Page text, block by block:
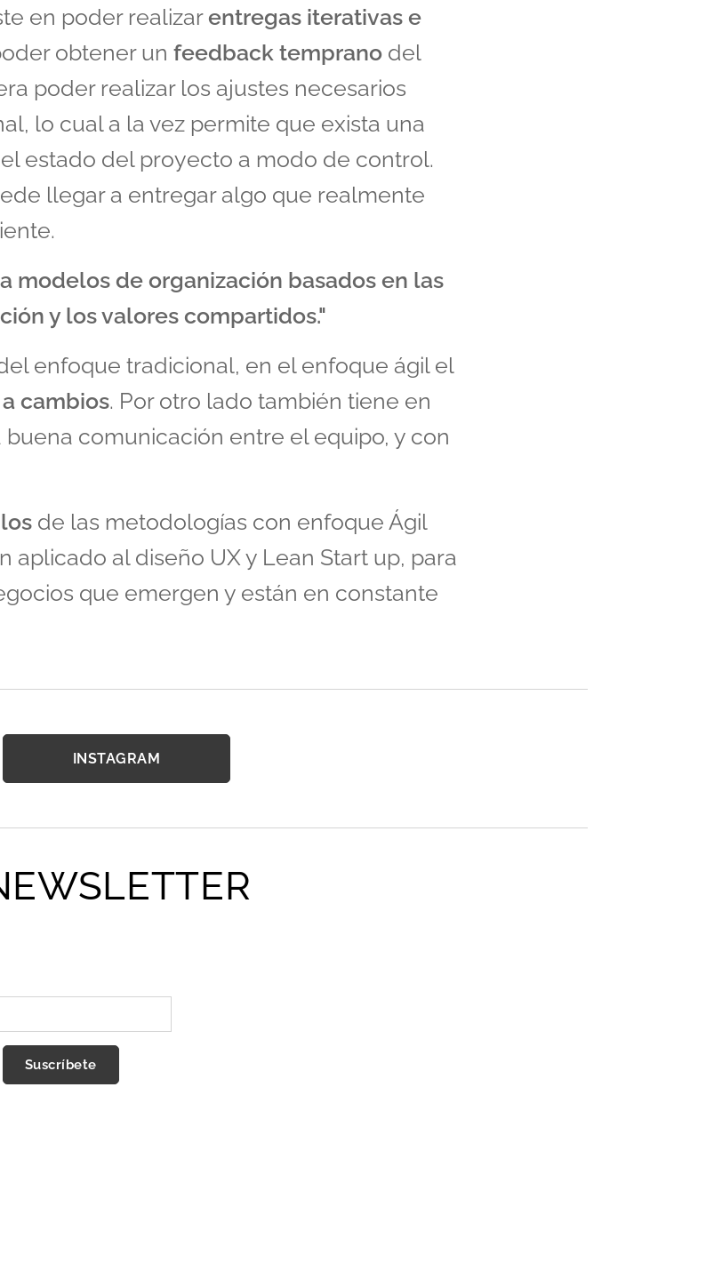
en poder realizarentregas iterativas e
obtener un feedback tempranodel
poder realizar los ajustes necesarios
lo cual a la vez permite que exista una
estado del proyecto a modo de control.
llegar a entregar algo que realmente
modelos de organización basados en las
y los valores compartidos."
enfoque tradicional, en el enfoque ágil el
cambios. Por otro lado también tiene en
comunicación entre el equipo, y con
de las metodologías con enfoque Ágil
aplicado al diseño UX y Lean Start up, para
que emergen y están en constante
INSTAGRAM
Suscríbete